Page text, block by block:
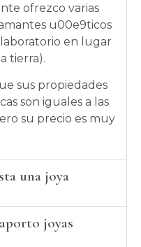
ofrezco varias
u00e9ticos
en lugar
tierra).
sus propiedades
son iguales a las
su precio es muy
una joya
joyas